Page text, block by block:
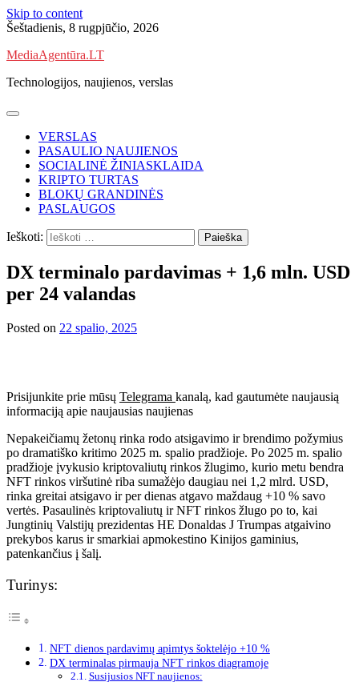
Skip to content
Šeštadienis, 8 rugpjūčio, 2026
MediaAgentūra.LT
Technologijos, naujienos, verslas
VERSLAS
PASAULIO NAUJIENOS
SOCIALINĖ ŽINIASKLAIDA
KRIPTO TURTAS
BLOKŲ GRANDINĖS
PASLAUGOS
Ieškoti:
DX terminalo pardavimas + 1,6 mln. USD
per 24 valandas
Posted on 22 spalio, 2025
Prisijunkite prie mūsų Telegrama kanalą, kad gautumėte naujausią
informaciją apie naujausias naujienas
Nepakeičiamų žetonų rinka rodo atsigavimo ir brendimo požymius
po dramatiško kritimo 2025 m. spalio pradžioje. Po 2025 m. spalio
pradžioje įvykusio kriptovaliutų rinkos žlugimo, kurio metu bendra
NFT rinkos viršutinė riba sumažėjo daugiau nei 1,2 mlrd. USD,
rinka greitai atsigavo ir per dienas atgavo maždaug +10 % savo
vertės. Pasaulinės kriptovaliutų ir NFT rinkos žlugo po to, kai
Jungtinių Valstijų prezidentas HE Donaldas J Trumpas atgaivino
prekybos karus ir smarkiai apmokestino Kinijos gaminius,
patenkančius į šalį.
Turinys:
NFT dienos pardavimų apimtys šoktelėjo +10 %
DX terminalas pirmauja NFT rinkos diagramoje
Susijusios NFT naujienos: